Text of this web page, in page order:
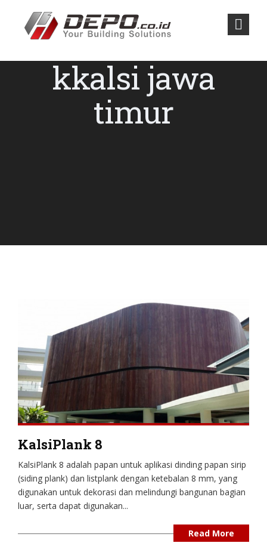
kkalsi jawa
timur
KalsiPlank 8
KalsiPlank 8 adalah papan untuk aplikasi dinding papan sirip
(siding plank) dan listplank dengan ketebalan 8 mm, yang
digunakan untuk dekorasi dan melindungi bangunan bagian
luar, serta dapat digunakan...
Read More